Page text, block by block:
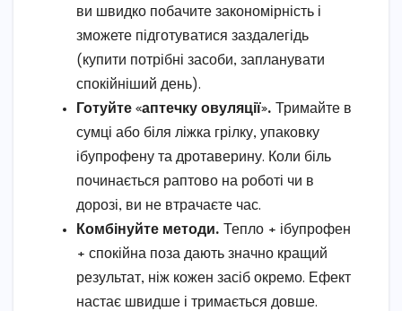
ви швидко побачите закономірність і
зможете підготуватися заздалегідь
(купити потрібні засоби, запланувати
спокійніший день).
Готуйте «аптечку овуляції». Тримайте в
сумці або біля ліжка грілку, упаковку
ібупрофену та дротаверину. Коли біль
починається раптово на роботі чи в
дорозі, ви не втрачаєте час.
Комбінуйте методи. Тепло + ібупрофен
+ спокійна поза дають значно кращий
результат, ніж кожен засіб окремо. Ефект
настає швидше і тримається довше.